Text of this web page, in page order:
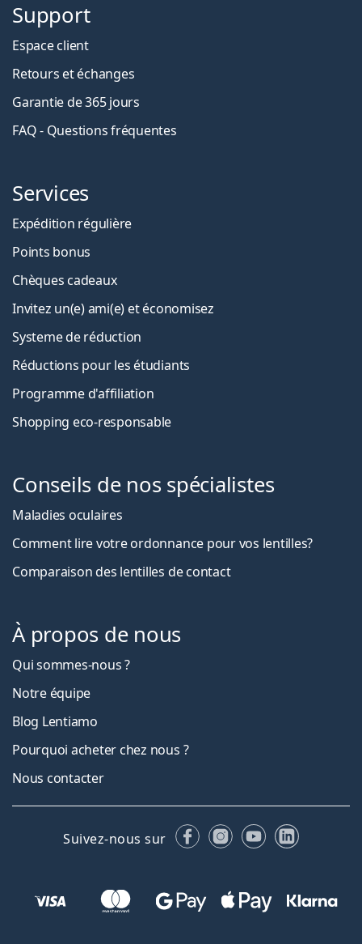
Support
Espace client
Retours et échanges
Garantie de 365 jours
FAQ - Questions fréquentes
Services
Expédition régulière
Points bonus
Chèques cadeaux
Invitez un(e) ami(e) et économisez
Systeme de réduction
Réductions pour les étudiants
Programme d'affiliation
Shopping eco-responsable
Conseils de nos spécialistes
Maladies oculaires
Comment lire votre ordonnance pour vos lentilles?
Comparaison des lentilles de contact
À propos de nous
Qui sommes-nous ?
Notre équipe
Blog Lentiamo
Pourquoi acheter chez nous ?
Nous contacter
Suivez-nous sur FacebookInstagram
YouTubeLinkedIn